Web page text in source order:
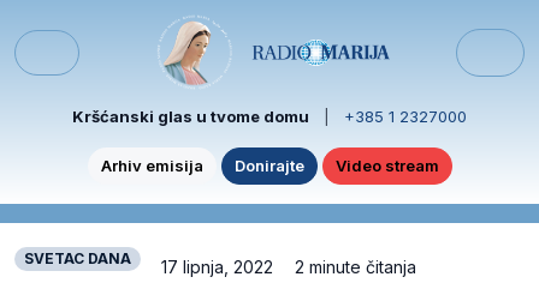
Menu
Kršćanski glas u tvome domu +385 1 2327000
Arhiv emisija Donirajte Video stream
SVETAC DANA 17 lipnja, 2022 2 minute čitanja